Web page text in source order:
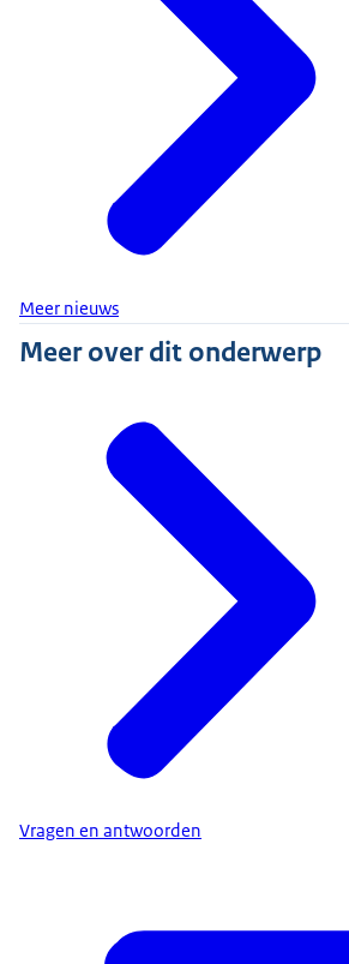
Meer nieuws
Meer over dit onderwerp
Vragen en antwoorden